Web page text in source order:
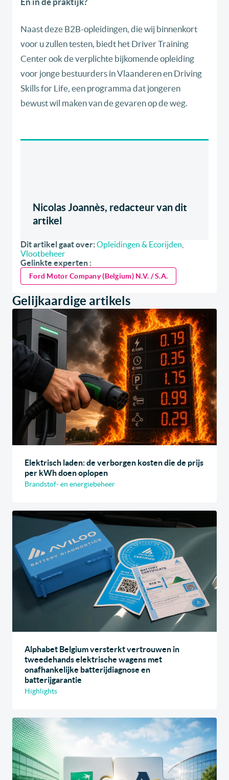
En in de praktijk?
Naast deze B2B-opleidingen, die wij binnenkort
voor u zullen testen, biedt het Driver Training
Center ook de verplichte bijkomende opleiding
voor jonge bestuurders in Vlaanderen en Driving
Skills for Life, een programma dat jongeren
bewust wil maken van de gevaren op de weg.
Nicolas Joannès, redacteur van dit
artikel
Dit artikel gaat over:Opleidingen & Ecorijden
Vlootbeheer
Gelinkte experten :
Ford Motor Company (Belgium) N.V. / S.A.
Gelijkaardige artikels
Elektrisch laden: de verborgen kosten die de prijs
per kWh doen oplopen
Brandstof- en energiebeheer
Alphabet Belgium versterkt vertrouwen in
tweedehands elektrische wagens met
onafhankelijke batterijdiagnose en
batterijgarantie
Highlights